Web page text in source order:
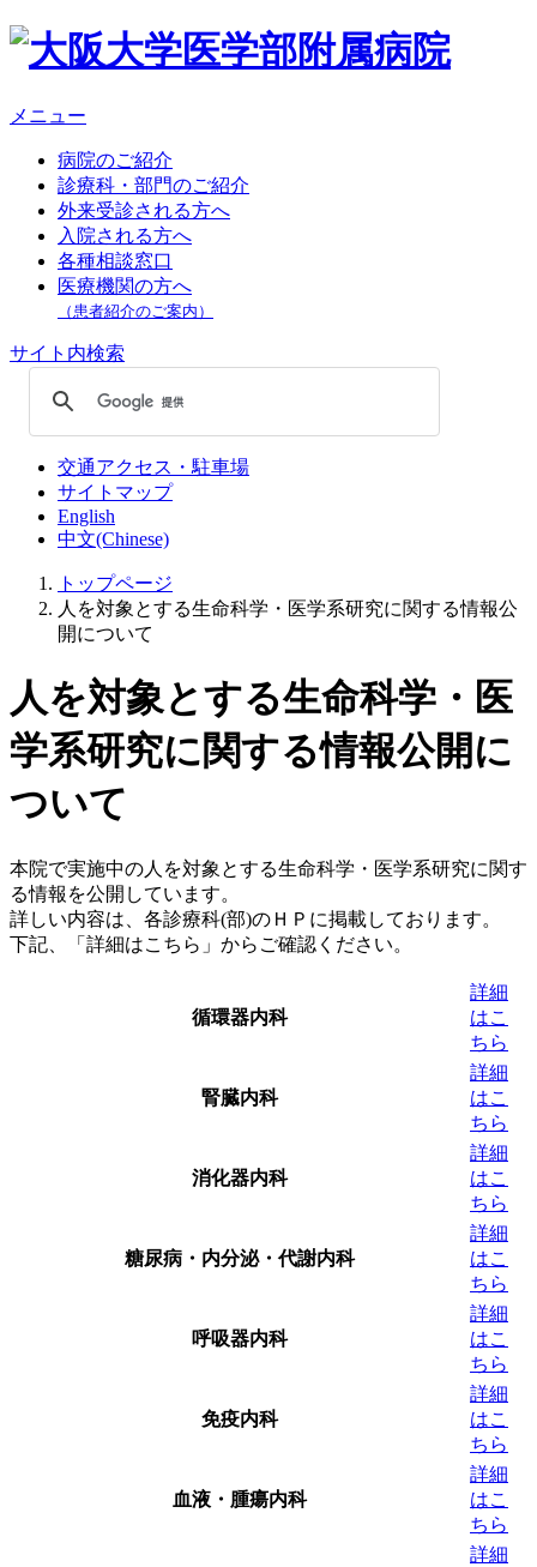
メニュー
病院のご紹介
診療科・部門のご紹介
外来受診される方へ
入院される方へ
各種相談窓口
医療機関の方へ
（患者紹介のご案内）
サイト内検索
交通アクセス・駐車場
サイトマップ
English
中文(Chinese)
トップページ
人を対象とする生命科学・医学系研究に関する情報公
開について
人を対象とする生命科学・医
学系研究に関する情報公開に
ついて
本院で実施中の人を対象とする生命科学・医学系研究に関す
る情報を公開しています。
詳しい内容は、各診療科(部)のＨＰに掲載しております。
下記、「詳細はこちら」からご確認ください。
循環器内科
詳細
はこ
ちら
腎臓内科
詳細
はこ
ちら
消化器内科
詳細
はこ
ちら
糖尿病・内分泌・代謝内科
詳細
はこ
ちら
呼吸器内科
詳細
はこ
ちら
免疫内科
詳細
はこ
ちら
血液・腫瘍内科
詳細
はこ
ちら
詳細